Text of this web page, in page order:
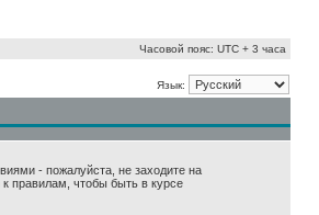
Часовой пояс: UTC + 3 часа
Язык:
- пожалуйста, не заходите на
правилам, чтобы быть в курсе